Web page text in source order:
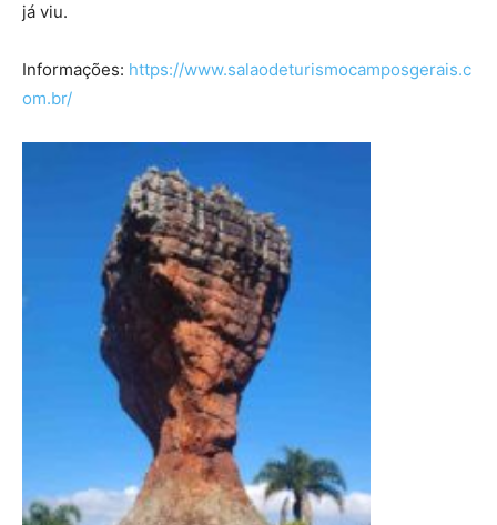
já viu.
Informações: https://www.salaodeturismocamposgerais.c
om.br/